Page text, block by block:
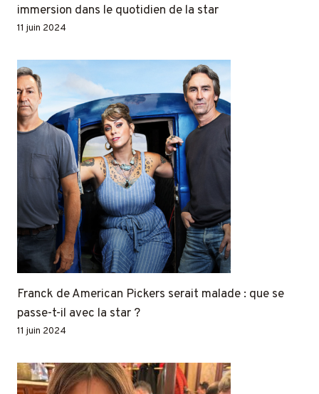
immersion dans le quotidien de la star
11 juin 2024
Franck de American Pickers serait malade : que se
passe-t-il avec la star ?
11 juin 2024